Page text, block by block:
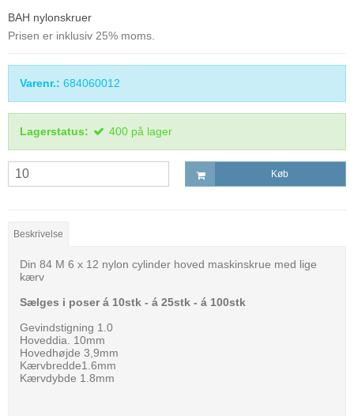
BAH nylonskruer
Prisen er inklusiv 25% moms.
Varenr.: 684060012
Lagerstatus: 400 på lager
Køb
Beskrivelse
Din 84 M 6 x 12 nylon cylinder hoved maskinskrue med lige
kærv
Sælges i poser á 10stk - á 25stk - á 100stk
Gevindstigning 1.0
Hoveddia. 10mm
Hovedhøjde 3,9mm
Kærvbredde1.6mm
Kærvdybde 1.8mm